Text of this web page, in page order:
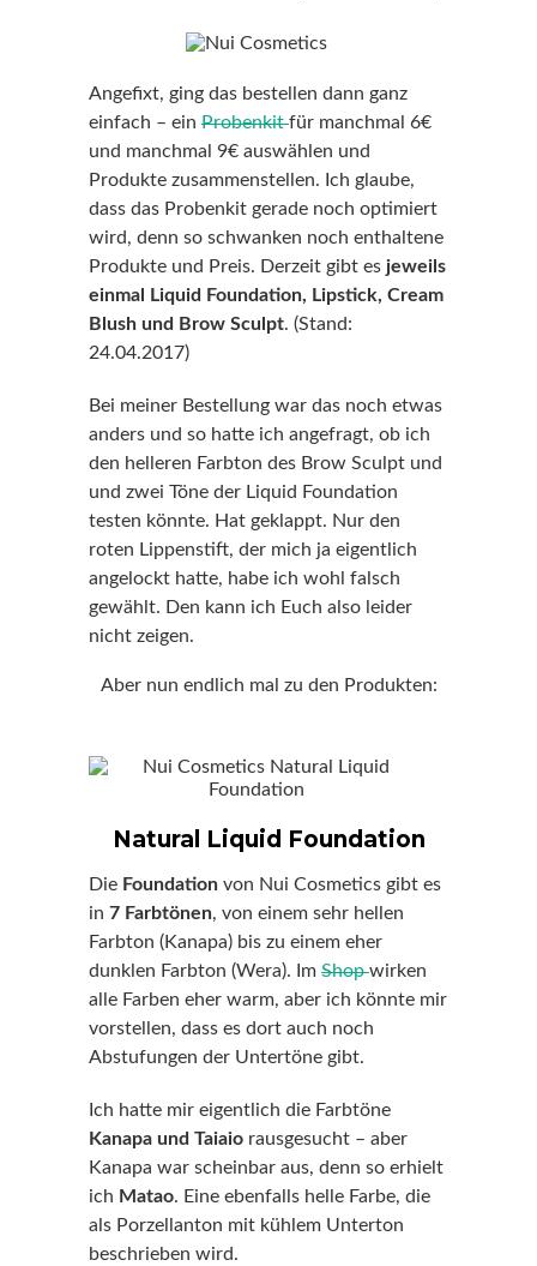
Angefixt, ging das bestellen dann ganz
einfach – ein Probenkitfür manchmal 6€
und manchmal 9€ auswählen und
Produkte zusammenstellen. Ich glaube,
dass das Probenkit gerade noch optimiert
wird, denn so schwanken noch enthaltene
Produkte und Preis. Derzeit gibt es jeweils
einmal Liquid Foundation, Lipstick, Cream
Blush und Brow Sculpt. (Stand:
24.04.2017)
Bei meiner Bestellung war das noch etwas
anders und so hatte ich angefragt, ob ich
den helleren Farbton des Brow Sculpt und
und zwei Töne der Liquid Foundation
testen könnte. Hat geklappt. Nur den
roten Lippenstift, der mich ja eigentlich
angelockt hatte, habe ich wohl falsch
gewählt. Den kann ich Euch also leider
nicht zeigen.
Aber nun endlich mal zu den Produkten:
Natural Liquid Foundation
Die Foundation von Nui Cosmetics gibt es
in 7 Farbtönen, von einem sehr hellen
Farbton (Kanapa) bis zu einem eher
dunklen Farbton (Wera). Im Shopwirken
alle Farben eher warm, aber ich könnte mir
vorstellen, dass es dort auch noch
Abstufungen der Untertöne gibt.
Ich hatte mir eigentlich die Farbtöne
Kanapa und Taiaio rausgesucht – aber
Kanapa war scheinbar aus, denn so erhielt
ich Matao. Eine ebenfalls helle Farbe, die
als Porzellanton mit kühlem Unterton
beschrieben wird.